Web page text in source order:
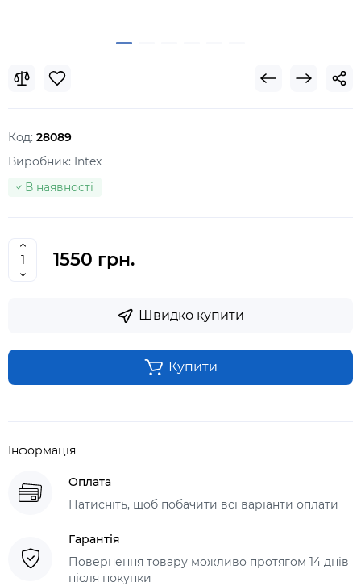
Код: 28089
Виробник: Intex
В наявності
1550 грн.
Швидко купити
Купити
Інформація
Оплата
Натисніть, щоб побачити всі варіанти оплати
Гарантія
Повернення товару можливо протягом 14 днів
після покупки